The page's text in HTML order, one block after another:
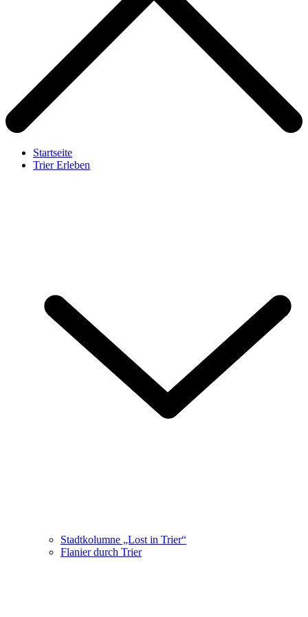
Startseite
Trier Erleben
Stadtkolumne „Lost in Trier“
Flanier durch Trier